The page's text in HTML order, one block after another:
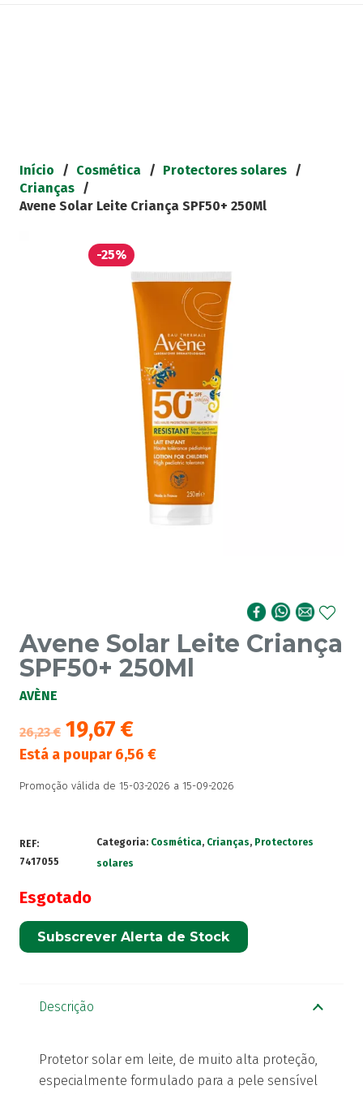
Início / Cosmética / Protectores solares /
Crianças /
Avene Solar Leite Criança SPF50+ 250Ml
-25%
Avene Solar Leite Criança
SPF50+ 250Ml
AVÈNE
26,23€ 19,67 €
Está a poupar6,56 €
Promoção válida de 15-03-2026 a 15-09-2026
REF:
7417055
Categoria: Cosmética, Crianças, Protectores
solares
Esgotado
Subscrever Alerta de Stock
Descrição
Protetor solar em leite, de muito alta proteção,
especialmente formulado para a pele sensível